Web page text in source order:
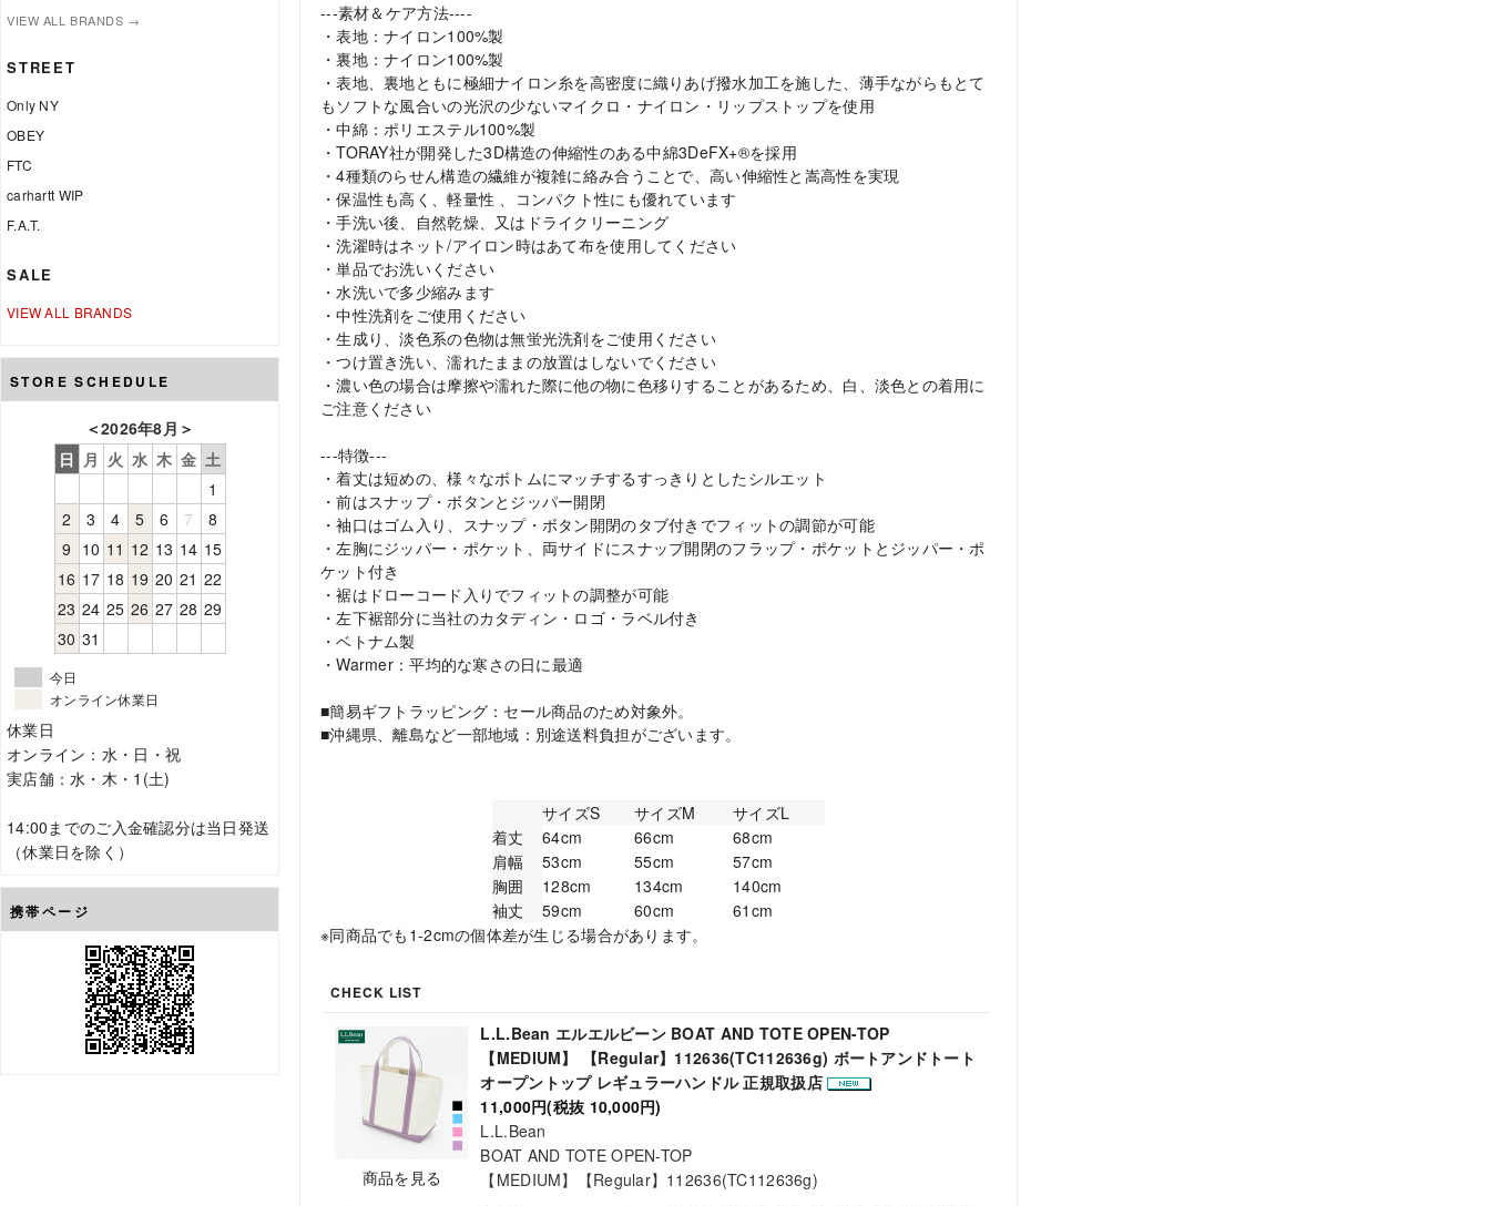
VIEW ALL BRANDS →
STREET
Only NY
OBEY
FTC
carhartt WIP
F.A.T.
SALE
VIEW ALL BRANDS
STORE SCHEDULE
＜2026年8月 ＞
日 月 火 水 木 金 土
1
2
3 4 5 6 7
8
9 10 11 12 13 14 15
16 17 18 19 20 21 22
23 24 25 26 27 28 29
30 31
今日
オンライン休業日
休業日
オンライン：水・日・祝
実店舗：水・木・1(土)
14:00までのご入金確認分は当日発送
（休業日を除く）
携帯ページ
---素材＆ケア方法----
・表地：ナイロン100%製
・裏地：ナイロン100%製
・表地、裏地ともに極細ナイロン糸を高密度に織りあげ撥水加工を施した、薄手ながらもとて
もソフトな風合いの光沢の少ないマイクロ・ナイロン・リップストップを使用
・中綿：ポリエステル100%製
・TORAY社が開発した3D構造の伸縮性のある中綿3DeFX+®を採用
・4種類のらせん構造の繊維が複雑に絡み合うことで、高い伸縮性と嵩高性を実現
・保温性も高く、軽量性 、コンパクト性にも優れています
・手洗い後、自然乾燥、又はドライクリーニング
・洗濯時はネット/アイロン時はあて布を使用してください
・単品でお洗いください
・水洗いで多少縮みます
・中性洗剤をご使用ください
・生成り、淡色系の色物は無蛍光洗剤をご使用ください
・つけ置き洗い、濡れたままの放置はしないでください
・濃い色の場合は摩擦や濡れた際に他の物に色移りすることがあるため、白、淡色との着用に
ご注意ください
---特徴---
・着丈は短めの、様々なボトムにマッチするすっきりとしたシルエット
・前はスナップ・ボタンとジッパー開閉
・袖口はゴム入り、スナップ・ボタン開閉のタブ付きでフィットの調節が可能
・左胸にジッパー・ポケット、両サイドにスナップ開閉のフラップ・ポケットとジッパー・ポ
ケット付き
・裾はドローコード入りでフィットの調整が可能
・左下裾部分に当社のカタディン・ロゴ・ラベル付き
・ベトナム製
・Warmer：平均的な寒さの日に最適
■簡易ギフトラッピング：セール商品のため対象外。
■沖縄県、離島など一部地域：別途送料負担がございます。
サイズS サイズM
サイズL
着丈
64cm 66cm
68cm
肩幅
53cm 55cm
57cm
胸囲
128cm 134cm
140cm
袖丈
59cm 60cm
61cm
※同商品でも1-2cmの個体差が生じる場合があります。
CHECK LIST
商品を見る
L.L.Bean エルエルビーン BOAT AND TOTE OPEN-TOP
【MEDIUM】 【Regular】112636(TC112636g) ボートアンドトート
オープントップ レギュラーハンドル 正規取扱店
11,000円(税抜 10,000円)
L.L.Bean
BOAT AND TOTE OPEN-TOP
【MEDIUM】【Regular】112636(TC112636g)